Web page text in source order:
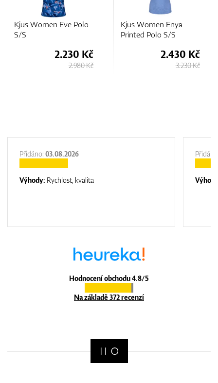
Kjus Women Enya
2.430 Kč
3.230 Kč
Kjus Women Enya
Printed Polo S/S
2.080 Kč
3.200 Kč
Hodnocení obchodu 4.8/5
Na základě 372 recenzí
Přidáno: 03.08.2026
Výhody: Rychlost, kvalita